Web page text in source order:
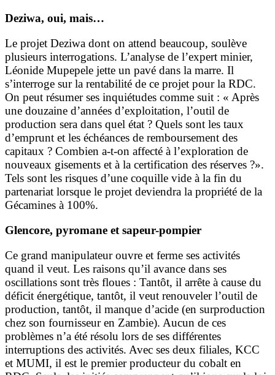
Deziwa, oui, mais…
Le projet Deziwa dont on attend beaucoup, soulève
plusieurs interrogations. L’analyse de l’expert minier,
Léonide Mupepele jette un pavé dans la marre. Il
s’interroge sur la rentabilité de ce projet pour la RDC.
On peut résumer ses inquiétudes comme suit : « Après
une douzaine d’années d’exploitation, l’outil de
production sera dans quel état ? Quels sont les taux
d’emprunt et les échéances de remboursement des
capitaux ? Combien a-t-on affecté à l’exploration de
nouveaux gisements et à la certification des réserves ?».
Tels sont les risques d’une coquille vide à la fin du
partenariat lorsque le projet deviendra la propriété de la
Gécamines à 100%.
Glencore, pyromane et sapeur-pompier
Ce grand manipulateur ouvre et ferme ses activités
quand il veut. Les raisons qu’il avance dans ses
oscillations sont très floues : Tantôt, il arrête à cause du
déficit énergétique, tantôt, il veut renouveler l’outil de
production, tantôt, il manque d’acide (en surproduction
chez son fournisseur en Zambie). Aucun de ces
problèmes n’a été résolu lors de ses différentes
interruptions des activités. Avec ses deux filiales, KCC
et MUMI, il est le premier producteur du cobalt en